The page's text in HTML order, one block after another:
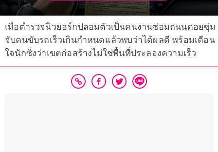
เมื่อตำรวจนิวยอร์กปลอมตัวเป็นคนงานซ่อมถนนคอยซุ่ม
จับคนขับรถเร็วเกินกำหนดแล้วพบว่าได้ผลดี พร้อมเตือน
ใจนักซิ่งว่าเขตก่อสร้างไม่ใช่พื้นที่ประลองความเร็ว